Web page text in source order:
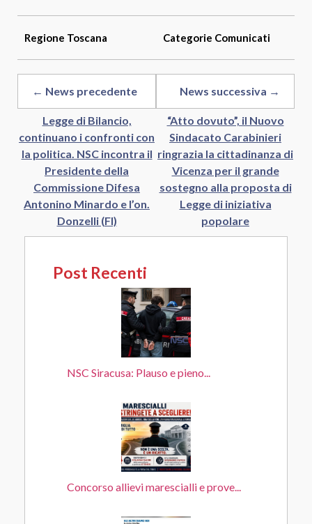
Regione Toscana Categorie Comunicati
← News precedente
Legge di Bilancio,
continuano i confronti con
la politica. NSC incontra il
Presidente della
Commissione Difesa
Antonino Minardo e l’on.
Donzelli (FI)
News successiva →
“Atto dovuto”, il Nuovo
Sindacato Carabinieri
ringrazia la cittadinanza di
Vicenza per il grande
sostegno alla proposta di
Legge di iniziativa
popolare
Post Recenti
NSC Siracusa: Plauso e pieno...
Concorso allievi marescialli e prove...